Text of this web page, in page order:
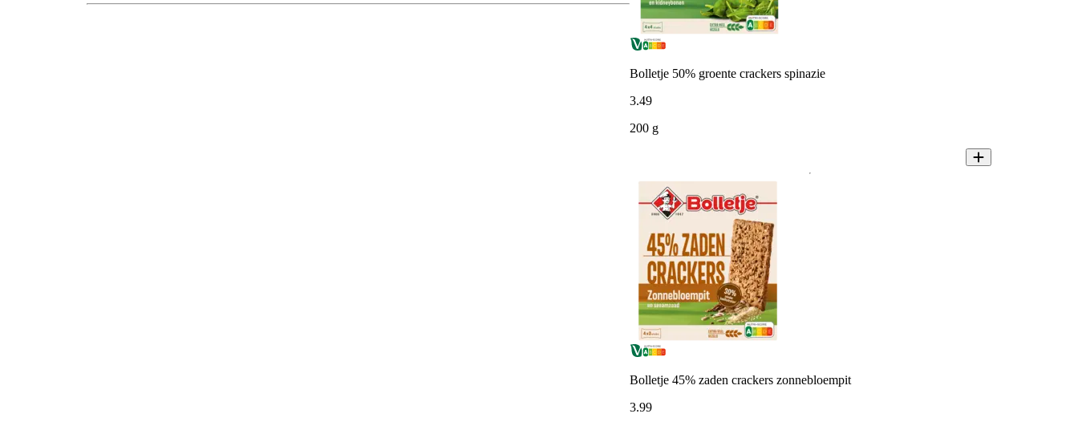
Bolletje 50% groente crackers spinazie
3.49
200 g
Bolletje 45% zaden crackers zonnebloempit
3.99